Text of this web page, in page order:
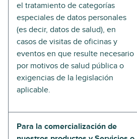
el tratamiento de categorías
especiales de datos personales
(es decir, datos de salud), en
casos de visitas de oficinas y
eventos en que resulte necesario
por motivos de salud pública o
exigencias de la legislación
aplicable.
Para la comercialización de